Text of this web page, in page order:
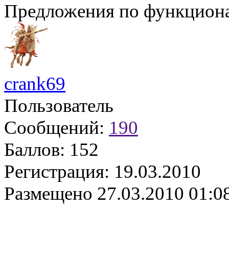
Предложения по
crank69
Пользователь
Сообщений: 190
Баллов: 152
Регистрация: 19.03.2010
Размещено 27.03.2010